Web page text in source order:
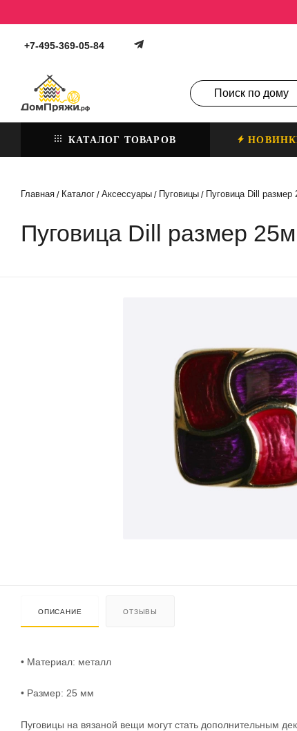
+7-495-369-05-84
КАТАЛОГ ТОВАРОВ
Главная / Каталог / Аксессуары / Пуговицы / Пуговица Dill
Пуговица Dill размер
ОПИСАНИЕ ОТЗЫВЫ
• Материал: металл
• Размер: 25 мм
Пуговицы на вязаной вещи могут стать дополнительным